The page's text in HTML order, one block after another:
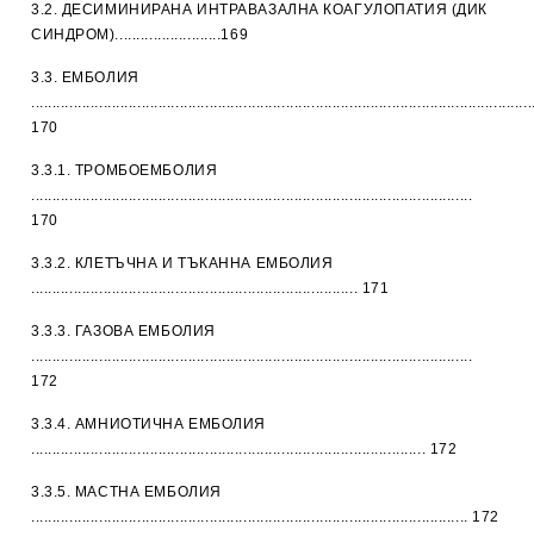
3.2. ДЕСИМИНИРАНА ИНТРАВАЗАЛНА КОАГУЛОПАТИЯ (ДИК
СИНДРОМ).........................169
3.3. ЕМБОЛИЯ
170
3.3.1. ТРОМБОЕМБОЛИЯ
........................................................................................................
170
3.3.2. КЛЕТЪЧНА И ТЪКАННА ЕМБОЛИЯ
............................................................................. 171
3.3.3. ГАЗОВА ЕМБОЛИЯ
........................................................................................................
172
3.3.4. АМНИОТИЧНА ЕМБОЛИЯ
............................................................................................. 172
3.3.5. МАСТНА ЕМБОЛИЯ
....................................................................................................... 172